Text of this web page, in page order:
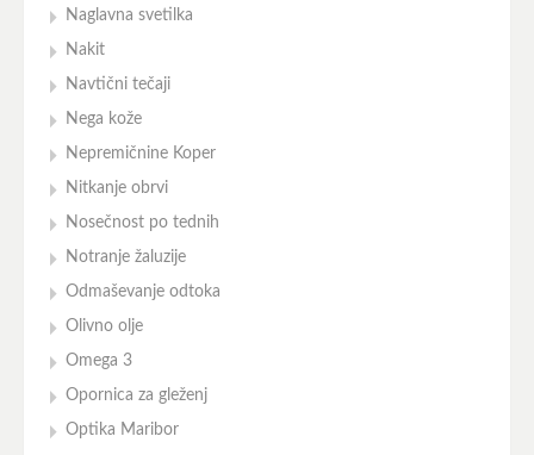
Naglavna svetilka
Nakit
Navtični tečaji
Nega kože
Nepremičnine Koper
Nitkanje obrvi
Nosečnost po tednih
Notranje žaluzije
Odmaševanje odtoka
Olivno olje
Omega 3
Opornica za gleženj
Optika Maribor